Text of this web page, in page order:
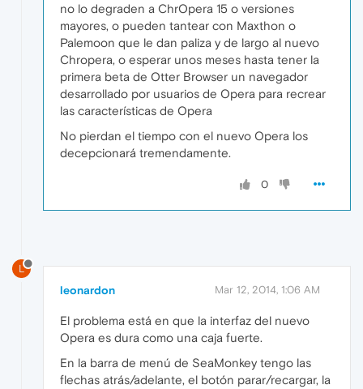
no lo degraden a ChrOpera 15 o versiones
mayores, o pueden tantear con Maxthon o
Palemoon que le dan paliza y de largo al nuevo
Chropera, o esperar unos meses hasta tener la
primera beta de Otter Browser un navegador
desarrollado por usuarios de Opera para recrear
las características de Opera
No pierdan el tiempo con el nuevo Opera los
decepcionará tremendamente.
0
L
leonardon Mar 12, 2014, 1:06 AM
El problema está en que la interfaz del nuevo
Opera es dura como una caja fuerte.
En la barra de menú de SeaMonkey tengo las
flechas atrás/adelante, el botón parar/recargar, la